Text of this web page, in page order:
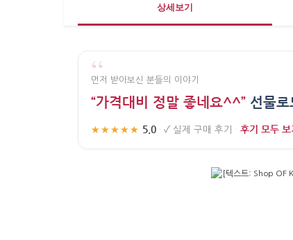
상세보기
“
먼저 받아보신 분들의 이야기
“가격대비 정말 좋네요^^” 선물로
★★★★★ 5.0 · ✓ 실제 구매 후기 · 후기 모두